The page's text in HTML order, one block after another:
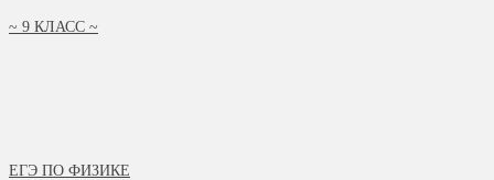
~ 9 КЛАСС ~
ЕГЭ ПО ФИЗИКЕ